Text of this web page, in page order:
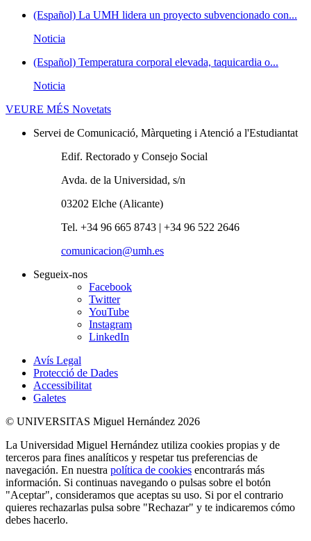
(Español) La UMH lidera un proyecto subvencionado con...
Noticia
(Español) Temperatura corporal elevada, taquicardia o...
Noticia
VEURE MÉS Novetats
Servei de Comunicació, Màrqueting i Atenció a l'Estudiantat
Edif. Rectorado y Consejo Social
Avda. de la Universidad, s/n
03202 Elche (Alicante)
Tel. +34 96 665 8743 | +34 96 522 2646
comunicacion@umh.es
Segueix-nos
Facebook
Twitter
YouTube
Instagram
LinkedIn
Avís Legal
Protecció de Dades
Accessibilitat
Galetes
© UNIVERSITAS Miguel Hernández 2026
La Universidad Miguel Hernández utiliza cookies propias y de
terceros para fines analíticos y respetar tus preferencias de
navegación. En nuestra política de cookies encontrarás más
información. Si continuas navegando o pulsas sobre el botón
"Aceptar", consideramos que aceptas su uso. Si por el contrario
quieres rechazarlas pulsa sobre "Rechazar" y te indicaremos cómo
debes hacerlo.